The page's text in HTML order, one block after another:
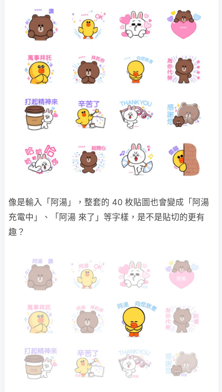
像是輸入「阿湯」，整套的 40 枚貼圖也會變成「阿湯
充電中」、「阿湯 來了」等字樣，是不是貼切的更有
趣？